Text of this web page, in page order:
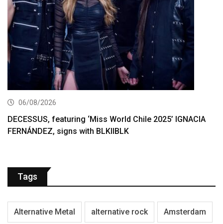
06/08/2026
DECESSUS, featuring ‘Miss World Chile 2025’ IGNACIA
FERNÁNDEZ, signs with BLKIIBLK
Tags
Alternative Metal alternative rock Amsterdam